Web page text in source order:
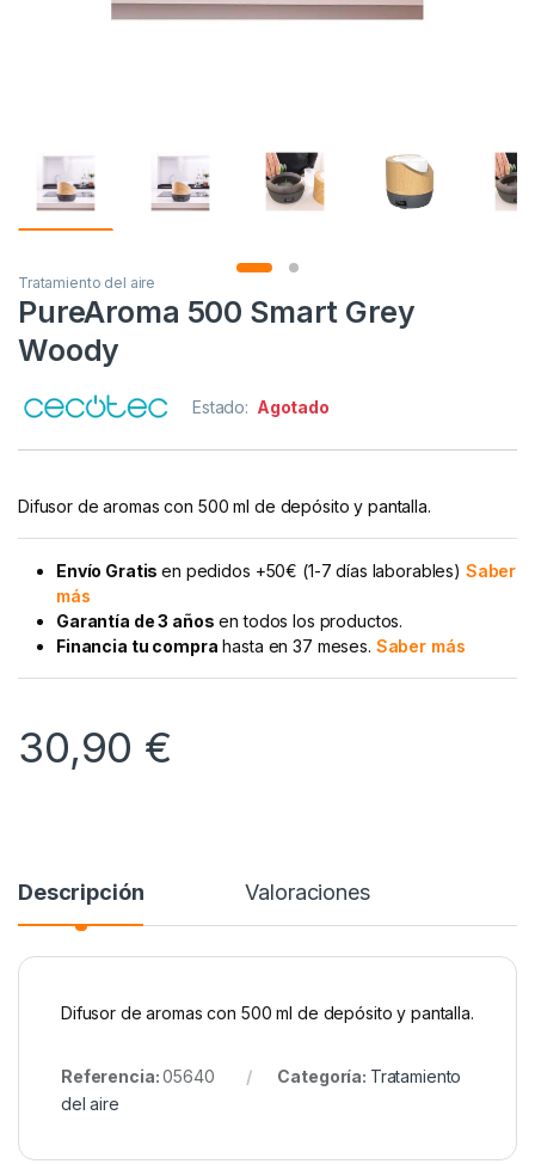
Tratamiento del aire
PureAroma 500 Smart Grey
Woody
Estado: Agotado
Difusor de aromas con 500 ml de depósito y pantalla.
Envío Gratisen pedidos +50€ (1-7 días laborables) Saber
más
Garantía de 3 años en todos los productos.
Financia tu compra hasta en 37 meses. Saber más
30,90 €
Descripción Valoraciones
Difusor de aromas con 500 ml de depósito y pantalla.
Referencia:05640 Categoría: Tratamiento
del aire